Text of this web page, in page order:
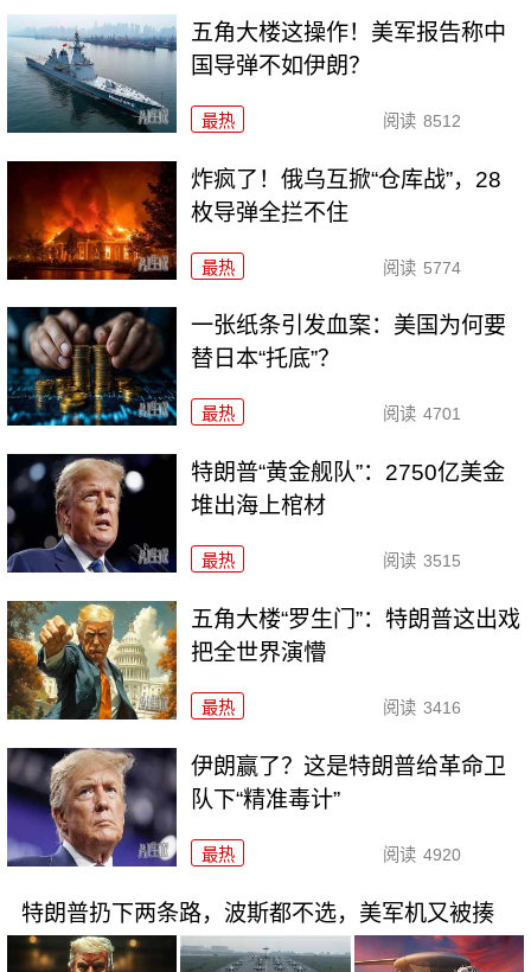
五角大楼这操作！美军报告称中
国导弹不如伊朗？
最热 阅读 8512
炸疯了！俄乌互掀“仓库战”，28
枚导弹全拦不住
最热 阅读 5774
一张纸条引发血案：美国为何要
替日本“托底”？
最热 阅读 4701
特朗普“黄金舰队”：2750亿美金
堆出海上棺材
最热 阅读 3515
五角大楼“罗生门”：特朗普这出戏
把全世界演懵
最热 阅读 3416
伊朗赢了？这是特朗普给革命卫
队下“精准毒计”
最热 阅读 4920
特朗普扔下两条路，波斯都不选，美军机又被揍